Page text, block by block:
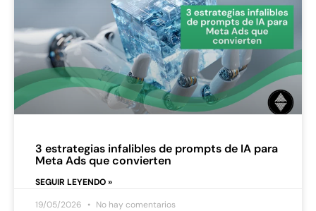
3 estrategias infalibles de prompts de IA para
Meta Ads que convierten
SEGUIR LEYENDO »
19/05/2026
No hay comentarios